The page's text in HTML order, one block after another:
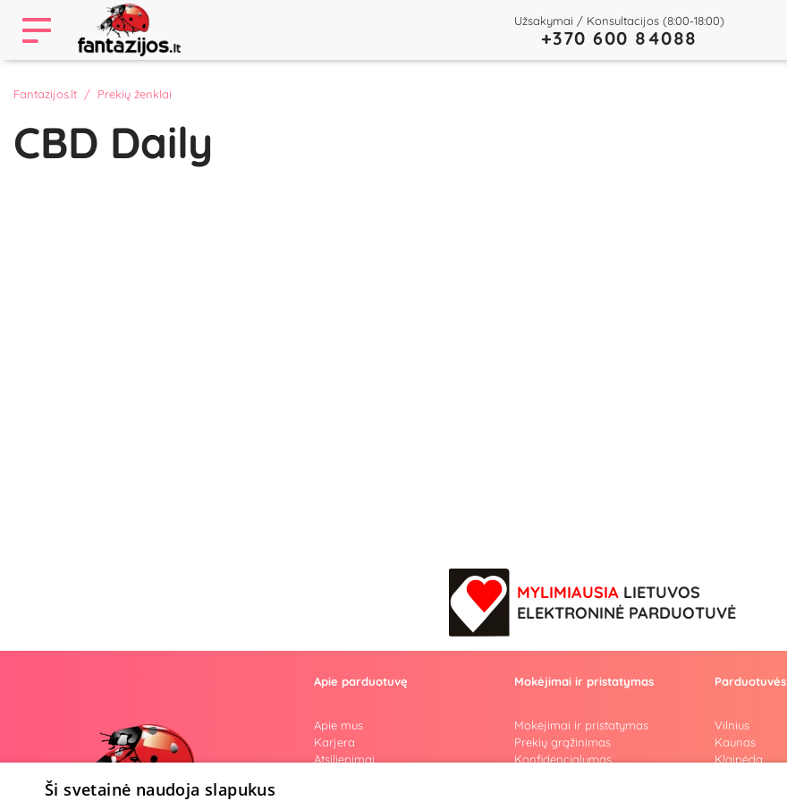
Užsakymai / Konsultacijos (8:00-18:00)
+370 600 84088
Fantazijos.lt Prekių ženklai
CBD Daily
MYLIMIAUSIA LIETUVOS
ELEKTRONINĖ PARDUOTUVĖ
Apie parduotuvę
Apie mus
Karjera
Atsiliepimai
Mokėjimai ir pristatymas
Mokėjimai ir pristatymas
Prekių grąžinimas
Konfidencialumas
Parduotuvės
Vilnius
Kaunas
Klaipėda
Ši svetainė naudoja slapukus